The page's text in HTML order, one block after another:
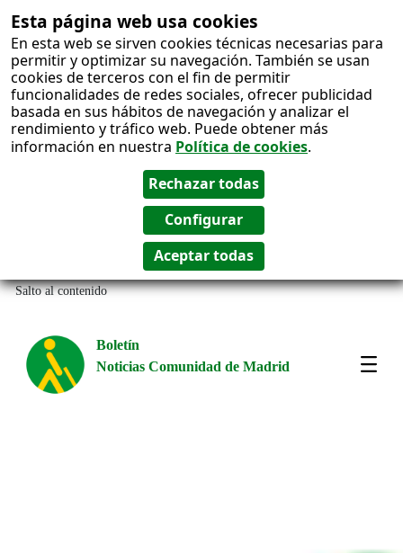
Esta página web usa cookies
En esta web se sirven cookies técnicas necesarias para
permitir y optimizar su navegación. También se usan
cookies de terceros con el fin de permitir
funcionalidades de redes sociales, ofrecer publicidad
basada en sus hábitos de navegación y analizar el
rendimiento y tráfico web. Puede obtener más
información en nuestra Política de cookies.
Salto al contenido
Boletín
Noticias Comunidad de Madrid